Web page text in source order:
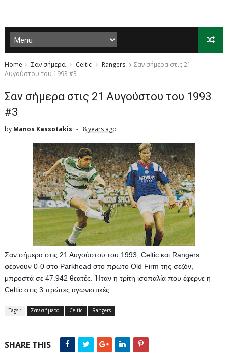
Home Σαν σήμερα Celtic Rangers
Σαν σήμερα στις 21
Αυγούστου του 1993 #3
Σαν σήμερα στις 21 Αυγούστου του 1993
#3
by Manos Kassotakis 8 years ago
Σαν σήμερα στις 21 Αυγούστου του 1993, Celtic και Rangers
φέρνουν 0-0 στο Parkhead στο πρώτο Old Firm της σεζόν,
μπροστά σε 47.942 θεατές. Ήταν η τρίτη ισοπαλία που έφερνε η
Celtic στις 3 πρώτες αγωνιστικές.
Tags : Σαν σήμερα Celtic Rangers
SHARE THIS